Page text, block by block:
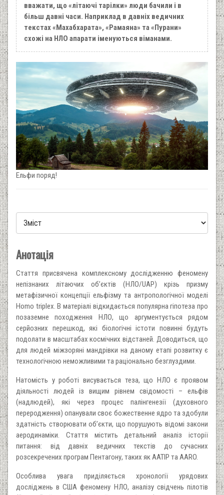
вважати, що «літаючі тарілки» люди бачили і в
більш давні часи. Наприклад в давніх ведичних
текстах «Махабхарата», «Рамаяна» та «Пурани»
схожі на НЛО апарати іменуються віманами.
Ельфи поряд!
Анотація
Стаття присвячена комплексному дослідженню феномену
непізнаних літаючих об’єктів (НЛО/UAP) крізь призму
метафізичної концепції ельфізму та антропологічної моделі
Homo triplex. В матеріалі відкидається популярна гіпотеза про
позаземне походження НЛО, що аргументується рядом
серйозних перешкод, які біологічні істоти повинні будуть
подолати в масштабах космічних відстаней. Доводиться, що
для людей міжзоряні мандрівки на даному етапі розвитку є
технологічною неможливими та раціонально безглуздими.
Натомість у роботі висувається теза, що НЛО є проявом
діяльності людей із вищим рівнем свідомості – ельфів
(надлюдей), які через процес палінгенезії (духовного
переродження) опанували своє божественне ядро та здобули
здатність створювати об’єкти, що порушують відомі закони
аеродинаміки. Стаття містить детальний аналіз історії
питання: від давніх ведичних текстів до сучасних
розсекречених програм Пентагону, таких як AATIP та AARO.
Особлива увага приділяється хронології урядових
досліджень в США феномену НЛО, аналізу свідчень пілотів